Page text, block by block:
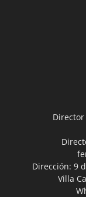
Dirección: 9
Villa